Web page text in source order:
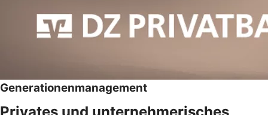
Generationenmanagement
Privates und unternehmerisches